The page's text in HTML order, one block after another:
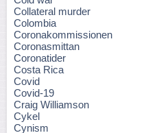
Collateral murder
Colombia
Coronakommissionen
Coronasmittan
Coronatider
Costa Rica
Covid
Covid-19
Craig Williamson
Cykel
Cynism